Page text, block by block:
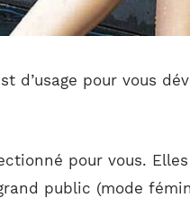
pour vous
pour vous.
public (mode